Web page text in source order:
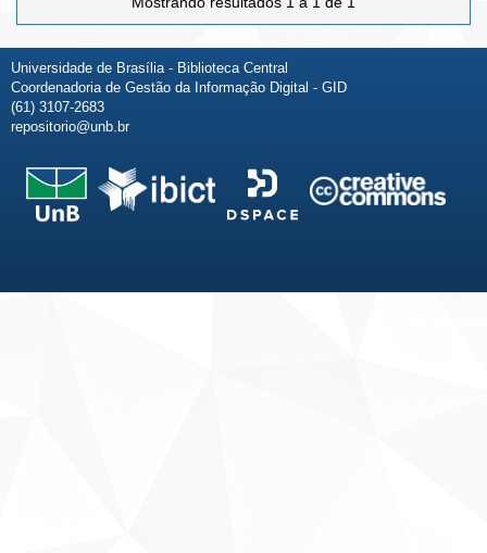
Universidade de Brasília - Biblioteca Central
Coordenadoria de Gestão da Informação Digital - GID
(61) 3107-2683
repositorio@unb.br